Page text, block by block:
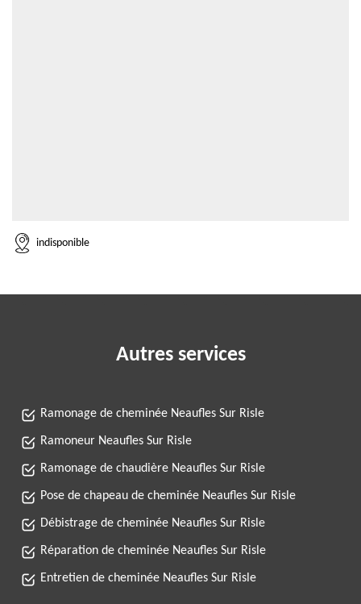
indisponible
Autres services
Ramonage de cheminée Neaufles Sur Risle
Ramoneur Neaufles Sur Risle
Ramonage de chaudière Neaufles Sur Risle
Pose de chapeau de cheminée Neaufles Sur Risle
Débistrage de cheminée Neaufles Sur Risle
Réparation de cheminée Neaufles Sur Risle
Entretien de cheminée Neaufles Sur Risle